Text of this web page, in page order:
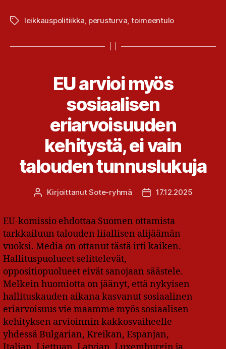
Avainsanat
leikkauspolitiikka, perusturva, toimeentulo
EU arvioi myös
sosiaalisen
eriarvoisuuden
kehitystä, ei vain
talouden tunnuslukuja
Kirjoittaja
KirjoittanutSote-ryhmä Julkaisupäivämäärä
17.12.2025
EU-komissio ehdottaa Suomen ottamista
tarkkailuun talouden liiallisen alijäämän
vuoksi. Media on ottanut tästä irti kaiken.
Hallituspuolueet selittelevät,
oppositiopuolueet eivät sanojaan säästele.
Melkein huomiotta on jäänyt, että nykyisen
hallituskauden aikana kasvanut sosiaalinen
eriarvoisuus vie maamme myös sosiaalisen
kehityksen arvioinnin kakkosvaiheelle
yhdessä Bulgarian, Kreikan, Espanjan,